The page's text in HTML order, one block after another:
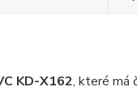
KD-X162, které má